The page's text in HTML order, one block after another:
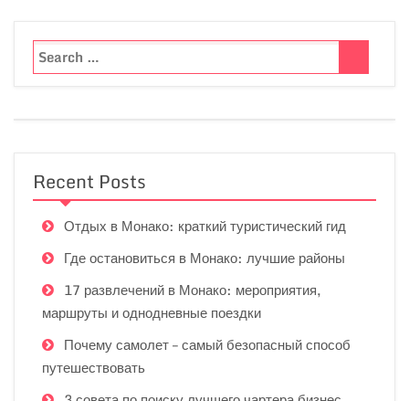
Recent Posts
Отдых в Монако: краткий туристический гид
Где остановиться в Монако: лучшие районы
17 развлечений в Монако: мероприятия,
маршруты и однодневные поездки
Почему самолет – самый безопасный способ
путешествовать